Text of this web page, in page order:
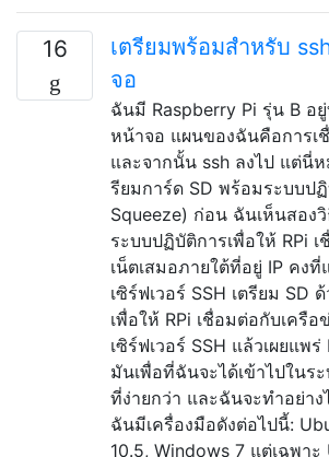
16
เตรียมพร้อมสำหรับ
จอ
ฉันมี Raspberry Pi รุ่น B อ
หน้าจอ แผนของฉันคือการเ
และจากนั้น ssh ลงไป แต่นี่
รียมการ์ด SD พร้อมระบบป
Squeeze) ก่อน ฉันเห็นสอง
ระบบปฏิบัติการเพื่อให้ RPi
เน็ตเสมอภายใต้ที่อยู่ IP คงที่
เซิร์ฟเวอร์ SSH เตรียม SD
เพื่อให้ RPi เชื่อมต่อกับเครือ
เซิร์ฟเวอร์ SSH แล้วเผยแพ
มันเพื่อที่ฉันจะได้เข้าไปในร
ที่ง่ายกว่า และฉันจะทำอย่า
ฉันมีเครื่องมือดังต่อไปนี้:
10.5, Windows 7 แต่เฉพา